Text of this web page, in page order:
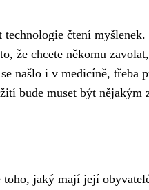
čtení
že chcete někomu
našlo i v medicíně, třeba
bude muset být
toho, jaký mají její